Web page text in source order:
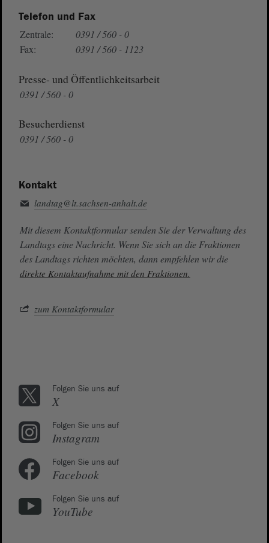
Telefon und Fax
Zentrale:
0391 / 560 - 0
Fax:
0391 / 560 - 1123
Presse- und Öffentlichkeitsarbeit
0391 / 560 - 0
Besucherdienst
0391 / 560 - 0
Kontakt
landtag@lt.sachsen-anhalt.de
Mit diesem Kontaktformular senden Sie der Verwaltung des
Landtags eine Nachricht. Wenn Sie sich an die Fraktionen
des Landtags richten möchten, dann empfehlen wir die
direkte Kontaktaufnahme mit den Fraktionen.
zum Kontaktformular
Folgen Sie uns auf
X
Folgen Sie uns auf
Instagram
Folgen Sie uns auf
Facebook
Folgen Sie uns auf
YouTube